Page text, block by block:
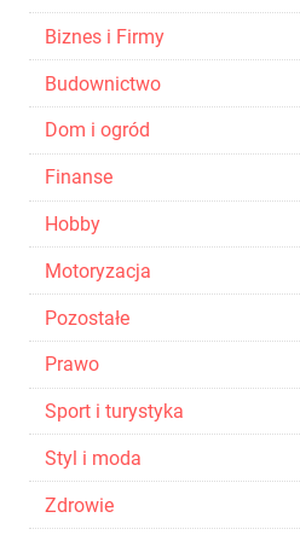
Biznes i Firmy
Budownictwo
Dom i ogród
Finanse
Hobby
Motoryzacja
Pozostałe
Prawo
Sport i turystyka
Styl i moda
Zdrowie